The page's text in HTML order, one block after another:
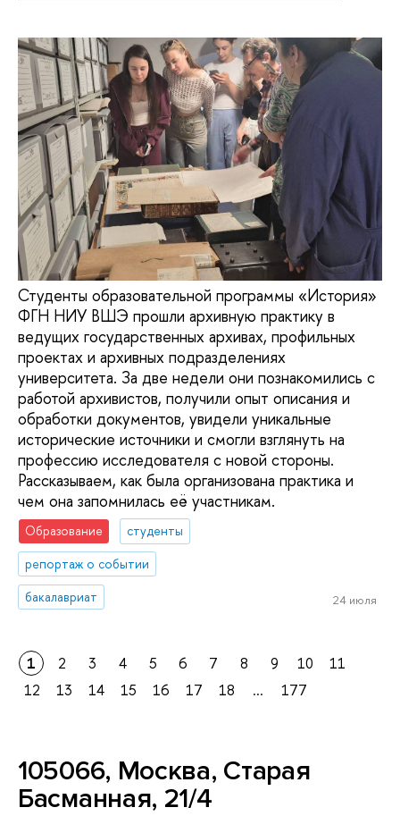
Студенты образовательной программы «История»
ФГН НИУ ВШЭ прошли архивную практику в
ведущих государственных архивах, профильных
проектах и архивных подразделениях
университета. За две недели они познакомились с
работой архивистов, получили опыт описания и
обработки документов, увидели уникальные
исторические источники и смогли взглянуть на
профессию исследователя с новой стороны.
Рассказываем, как была организована практика и
чем она запомнилась её участникам.
Образование
студенты
репортаж о событии
бакалавриат
24 июля
1 2 3 4 5 6 7 8 9 10
11
12
13 14 15 16 17 18 ... 177
105066, Москва, Старая
Басманная, 21/4